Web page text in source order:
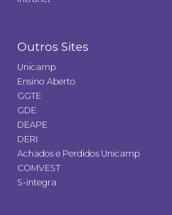
Outros Sites
Unicamp
Ensino Aberto
GGTE
GDE
DEAPE
DERI
Achados e Perdidos Unicamp
COMVEST
S-integra